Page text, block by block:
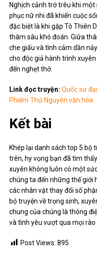
Nghịch cảnh trớ trêu khi
phục nữ nhi đã khiến cuộc
đặc biệt là khi gặp Tô Thiên
thâm sâu khó đoán. Giữa
che giấu và tình cảm dần
cho độc giả hành trình
đến nghẹt thở.
Link đọc truyện:Quốc sư
Phiếm Thứ Nguyên văn hóa
Kết bài
Khép lại danh sách top 5 bộ
trên, hy vọng bạn đã tìm
xuyên không luôn có một
chúng ta đến những thế giới
các nhân vật thay đổi số
bộ truyện về trọng sinh,
chung của chúng là thông
và tình yêu vượt qua mọi rào
Post Views: 895